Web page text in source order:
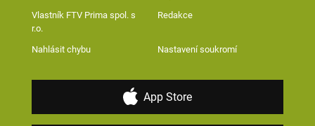
Vlastník FTV Prima spol. s
r.o.
Redakce
Nahlásit chybu Nastavení soukromí
App Store